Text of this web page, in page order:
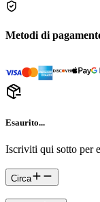
Metodi di
Esaurito...
Iscriviti qui sotto per
Circa